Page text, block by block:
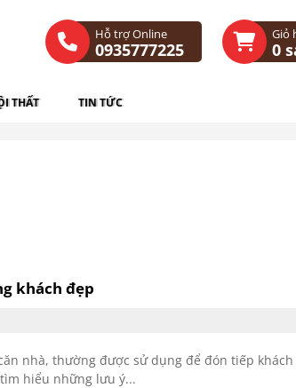
Hỗ trợ Online
0935777225
Giỏ
0
THẤT TIN TỨC
khách đẹp
nhà, thường được sử dụng để đón tiếp
hiểu những lưu ý...